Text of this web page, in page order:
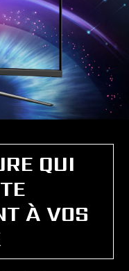
QUI
À VOS